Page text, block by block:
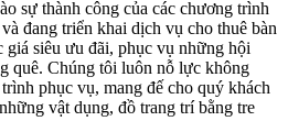
sự thành công của các chương trình
đang triển khai dịch vụ cho thuê bàn
giá siêu ưu đãi, phục vụ những hội
quê. Chúng tôi luôn nỗ lực không
phục vụ, mang đế cho quý khách
vật dụng, đồ trang trí bằng tre